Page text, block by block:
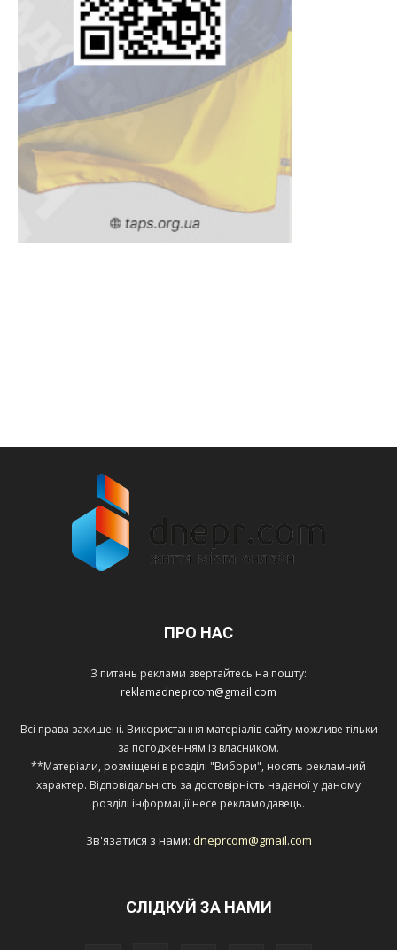
ПРО НАС
З питань реклами звертайтесь на пошту:
reklamadneprcom@gmail.com
Всі права захищені. Використання матеріалів сайту можливе тільки
за погодженням із власником.
**Матеріали, розміщені в розділі "Вибори", носять рекламний
характер. Відповідальність за достовірність наданої у даному
розділі інформації несе рекламодавець.
Зв'язатися з нами: dneprcom@gmail.com
СЛІДКУЙ ЗА НАМИ